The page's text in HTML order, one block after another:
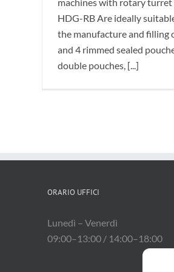
HDG-RB Are ideally
the manufacture and filling
and 4 rimmed sealed
double pouches, [...]
ORARIO UFFICI
Lunedì – Venerdì
09:00–13:00 / 14:00–18:00